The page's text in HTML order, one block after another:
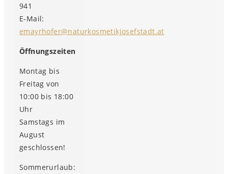
941
E-Mail:
emayrhofer@naturkosmetikjosefstadt.at
Öffnungszeiten
Montag bis
Freitag von
10:00 bis 18:00
Uhr
Samstags im
August
geschlossen!
Sommerurlaub: